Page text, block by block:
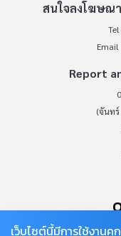
สนใจลงโฆษณ
Email
Report
(จันทร์
เว็บไซต์นี้มีการใช้งานคุ